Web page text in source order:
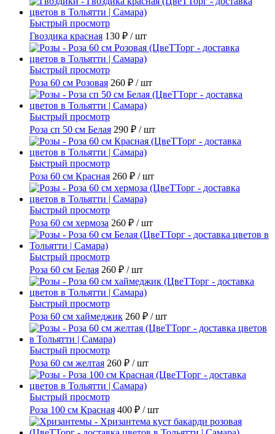
Быстрый просмотр
Гвоздика красная 130 ₽ / шт
Быстрый просмотр
Роза 60 см Розовая 260 ₽ / шт
Быстрый просмотр
Роза сп 50 см Белая 290 ₽ / шт
Быстрый просмотр
Роза 60 см Красная 260 ₽ / шт
Быстрый просмотр
Роза 60 см хермоза 260 ₽ / шт
Быстрый просмотр
Роза 60 см Белая 260 ₽ / шт
Быстрый просмотр
Роза 60 см хаймеджик 260 ₽ / шт
Быстрый просмотр
Роза 60 см желтая 260 ₽ / шт
Быстрый просмотр
Роза 100 см Красная 400 ₽ / шт